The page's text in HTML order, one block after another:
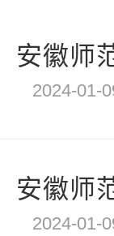
安徽师
2024-01-
安徽师
2024-01-